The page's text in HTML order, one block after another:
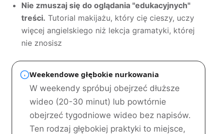
Nie zmuszaj się do oglądania "edukacyjnych"
treści. Tutorial makijażu, który cię cieszy, uczy
więcej angielskiego niż lekcja gramatyki, której
nie znosisz
Weekendowe głębokie nurkowania
W weekendy spróbuj obejrzeć dłuższe
wideo (20-30 minut) lub powtórnie
obejrzeć tygodniowe wideo bez napisów.
Ten rodzaj głębokiej praktyki to miejsce,